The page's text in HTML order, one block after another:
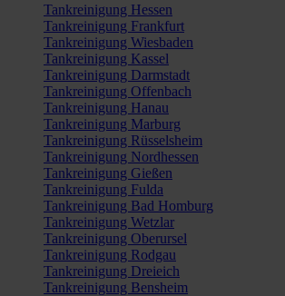
Tankreinigung Hessen
Tankreinigung Frankfurt
Tankreinigung Wiesbaden
Tankreinigung Kassel
Tankreinigung Darmstadt
Tankreinigung Offenbach
Tankreinigung Hanau
Tankreinigung Marburg
Tankreinigung Rüsselsheim
Tankreinigung Nordhessen
Tankreinigung Gießen
Tankreinigung Fulda
Tankreinigung Bad Homburg
Tankreinigung Wetzlar
Tankreinigung Oberursel
Tankreinigung Rodgau
Tankreinigung Dreieich
Tankreinigung Bensheim